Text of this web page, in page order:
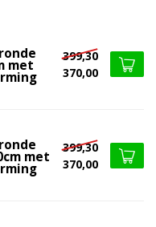
met
399,30
370,00
met
399,30
370,00